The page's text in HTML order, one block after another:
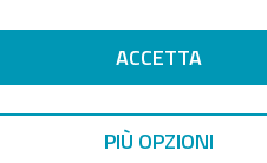
ACCETTA
PIÙ OPZIONI